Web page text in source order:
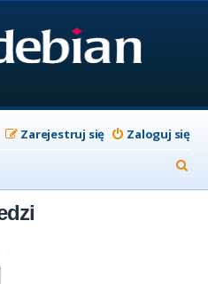
Zaloguj się
Zarejestruj się
z